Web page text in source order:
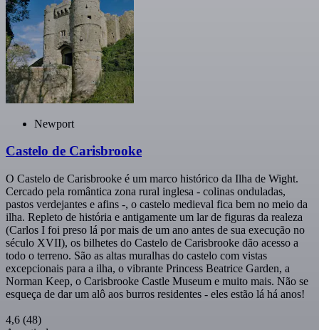
Newport
Castelo de Carisbrooke
O Castelo de Carisbrooke é um marco histórico da Ilha de Wight.
Cercado pela romântica zona rural inglesa - colinas onduladas,
pastos verdejantes e afins -, o castelo medieval fica bem no meio da
ilha. Repleto de história e antigamente um lar de figuras da realeza
(Carlos I foi preso lá por mais de um ano antes de sua execução no
século XVII), os bilhetes do Castelo de Carisbrooke dão acesso a
todo o terreno. São as altas muralhas do castelo com vistas
excepcionais para a ilha, o vibrante Princess Beatrice Garden, a
Norman Keep, o Carisbrooke Castle Museum e muito mais. Não se
esqueça de dar um alô aos burros residentes - eles estão lá há anos!
4,6 (48)